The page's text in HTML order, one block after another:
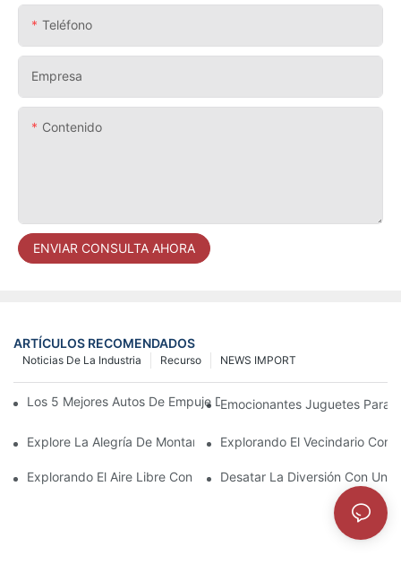
Teléfono
Empresa
Contenido
ENVIAR CONSULTA AHORA
ARTÍCULOS RECOMENDADOS
NEWS IMPORT
Recurso
Noticias De La Industria
Los 5 Mejores Autos De Empuje De Piso A Piso Para Niños
Emocionantes Juguetes Para
Explore La Alegría De Montar Con Un Coche De Pie Al Piso
Explorando El Vecindario Con
Explorando El Aire Libre Con Un Auto De Viaje: La Experiencia
Desatar La Diversión Con